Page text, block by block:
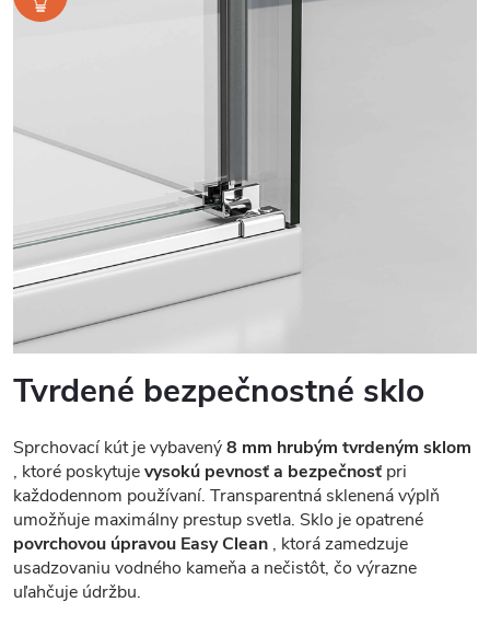
Tvrdené bezpečnostné sklo
Sprchovací kút je vybavený8 mm hrubým tvrdeným sklom
, ktoré poskytujevysokú pevnosť a bezpečnosť pri
každodennom používaní. Transparentná sklenená výplň
umožňuje maximálny prestup svetla. Sklo je opatrené
povrchovou úpravou Easy Clean , ktorá zamedzuje
usadzovaniu vodného kameňa a nečistôt, čo výrazne
uľahčuje údržbu.